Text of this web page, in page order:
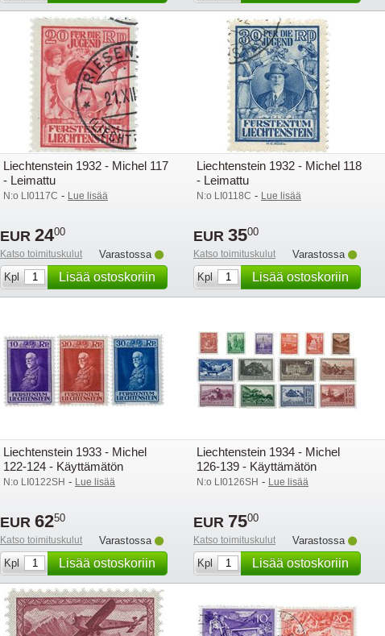
Liechtenstein 1932 - Michel 117
- Leimattu
N:o LI0117C - Lue lisää
EUR 2400
Katso toimituskulut
Varastossa
Kpl
Lisää ostoskoriin
Liechtenstein 1932 - Michel 118
- Leimattu
N:o LI0118C - Lue lisää
EUR 3500
Katso toimituskulut
Varastossa
Kpl
Lisää ostoskoriin
Liechtenstein 1933 - Michel
122-124 - Käyttämätön
N:o LI0122SH - Lue lisää
EUR 6250
Katso toimituskulut
Varastossa
Kpl
Lisää ostoskoriin
Liechtenstein 1934 - Michel
126-139 - Käyttämätön
N:o LI0126SH - Lue lisää
EUR 7500
Katso toimituskulut
Varastossa
Kpl
Lisää ostoskoriin